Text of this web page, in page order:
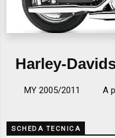
Harley-
MY 2005/2011 A
SCHEDA TECNICA